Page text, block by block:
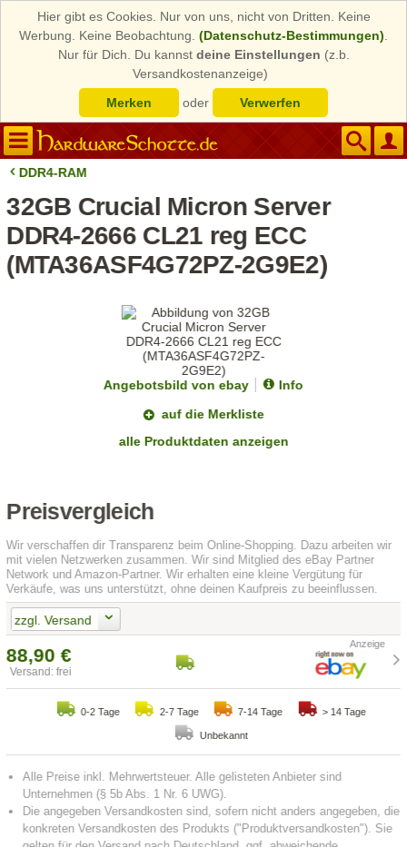
Hier gibt es Cookies. Nur von uns, nicht von Dritten. Keine
Werbung. Keine Beobachtung. (Datenschutz-Bestimmungen)
Nur für Dich. Du kannst deine Einstellungen (z.b.
Versandkostenanzeige)
Merken
oder Verwerfen
DDR4-RAM
32GB Crucial Micron Server
DDR4-2666 CL21 reg ECC
(MTA36ASF4G72PZ-2G9E2)
Angebotsbild von ebay
Info
auf die Merkliste
alle Produktdaten anzeigen
Preisvergleich
Wir verschaffen dir Transparenz beim Online-Shopping. Dazu arbeiten wir
mit vielen Netzwerken zusammen. Wir sind Mitglied des eBay Partner
Network und Amazon-Partner. Wir erhalten eine kleine Vergütung für
Verkäufe, was uns unterstützt, ohne deinen Kaufpreis zu beeinflussen.
zzgl. Versand
88,90 €
Versand: frei
0-2 Tage 2-7 Tage 7-14 Tage > 14 Tage
Unbekannt